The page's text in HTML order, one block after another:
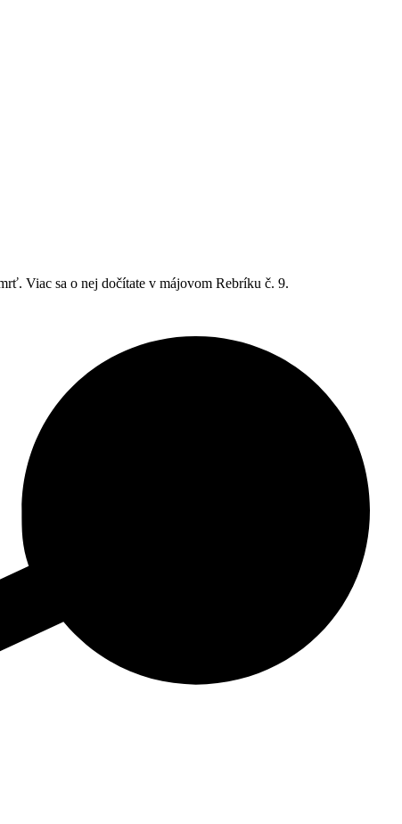
Viac sa o nej dočítate v májovom Rebríku č. 9.